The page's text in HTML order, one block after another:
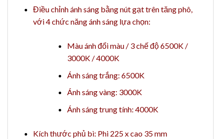
Điều chỉnh ánh sáng bằng nút gạt trên tăng phô,
với 4 chức năng ánh sáng lựa chọn:
Màu ánh đổi màu / 3 chế độ 6500K /
3000K / 4000K
Ánh sáng trắng: 6500K
Ánh sáng vàng: 3000K
Ánh sáng trung tính: 4000K
Kích thước phủ bì: Phi 225 x cao 35 mm